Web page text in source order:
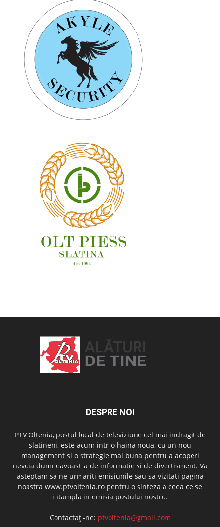
DESPRE NOI
PTV Oltenia, postul local de televiziune cel mai indragit de
slatineni, este acum intr-o haina noua, cu un nou
management si o strategie mai buna pentru a acoperi
nevoia dumneavoastra de informatie si de divertisment. Va
asteptam sa ne urmariti emisiunile sau sa vizitati pagina
noastra www.ptvoltenia.ro pentru o sinteza a ceea ce se
intampla in emisia postului nostru.
Contactați-ne: ptvoltenia@gmail.com